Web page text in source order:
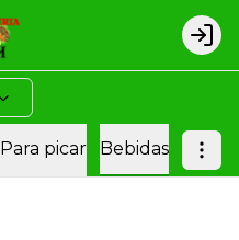
Para picar Bebidas